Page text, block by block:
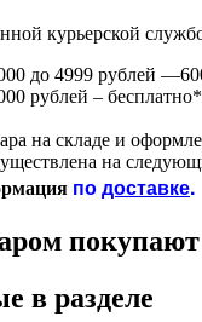
курьерской
до 4999 рублей
рублей – бесплатно*
на складе и
на
подоставке.
покупают
в разделе